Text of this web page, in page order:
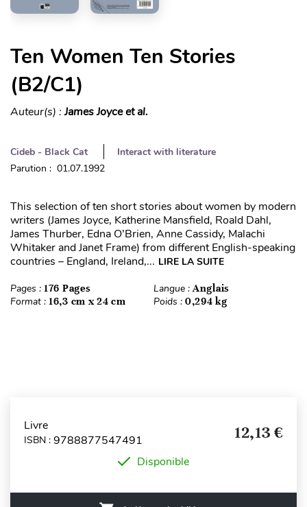
Ten Women Ten Stories
(B2/C1)
Auteur(s) :James Joyce et al.
Cideb - Black Cat
Interact with literature
Parution : 01.07.1992
This selection of ten short stories about women by modern
writers (James Joyce, Katherine Mansfield, Roald Dahl,
James Thurber, Edna O’Brien, Anne Cassidy, Malachi
Whitaker and Janet Frame) from different English-speaking
countries – England, Ireland,... LIRE LA SUITE
Pages : 176 Pages Langue :Anglais
Format : 16,3 cm x 24 cm Poids : 0,294 kg
Livre
ISBN : 9788877547491 12,13 €
Disponible